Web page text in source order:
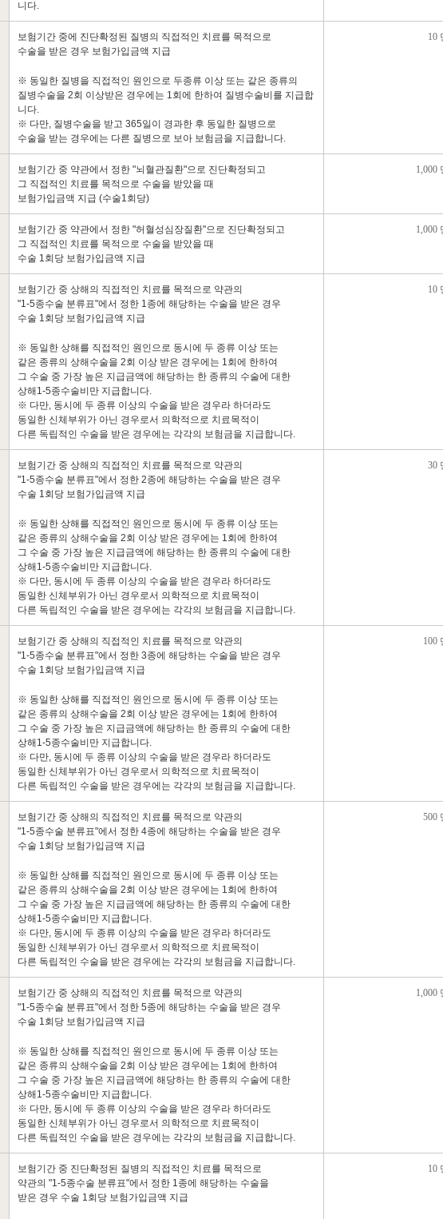
니다.
보험기간 중에 진단확정된 질병의 직접적인 치료를 목적으로
수술을 받은 경우 보험가입금액 지급
※ 동일한 질병을 직접적인 원인으로 두종류 이상 또는 같은 종류의
질병수술을 2회 이상받은 경우에는 1회에 한하여 질병수술비를 지급합
니다.
※ 다만, 질병수술을 받고 365일이 경과한 후 동일한 질병으로
수술을 받는 경우에는 다른 질병으로 보아 보험금을 지급합니다.
10
보험기간 중 약관에서 정한 "뇌혈관질환"으로 진단확정되고
그 직접적인 치료를 목적으로 수술을 받았을 때
보험가입금액 지급 (수술1회당)
1,000
보험기간 중 약관에서 정한 "허혈성심장질환"으로 진단확정되고
그 직접적인 치료를 목적으로 수술을 받았을 때
수술 1회당 보험가입금액 지급
1,000
보험기간 중 상해의 직접적인 치료를 목적으로 약관의
"1-5종수술 분류표"에서 정한 1종에 해당하는 수술을 받은 경우
수술 1회당 보험가입금액 지급
※ 동일한 상해를 직접적인 원인으로 동시에 두 종류 이상 또는
같은 종류의 상해수술을 2회 이상 받은 경우에는 1회에 한하여
그 수술 중 가장 높은 지급금액에 해당하는 한 종류의 수술에 대한
상해1-5종수술비만 지급합니다.
※ 다만, 동시에 두 종류 이상의 수술을 받은 경우라 하더라도
동일한 신체부위가 아닌 경우로서 의학적으로 치료목적이
다른 독립적인 수술을 받은 경우에는 각각의 보험금을 지급합니다.
10
보험기간 중 상해의 직접적인 치료를 목적으로 약관의
"1-5종수술 분류표"에서 정한 2종에 해당하는 수술을 받은 경우
수술 1회당 보험가입금액 지급
※ 동일한 상해를 직접적인 원인으로 동시에 두 종류 이상 또는
같은 종류의 상해수술을 2회 이상 받은 경우에는 1회에 한하여
그 수술 중 가장 높은 지급금액에 해당하는 한 종류의 수술에 대한
상해1-5종수술비만 지급합니다.
※ 다만, 동시에 두 종류 이상의 수술을 받은 경우라 하더라도
동일한 신체부위가 아닌 경우로서 의학적으로 치료목적이
다른 독립적인 수술을 받은 경우에는 각각의 보험금을 지급합니다.
30
보험기간 중 상해의 직접적인 치료를 목적으로 약관의
"1-5종수술 분류표"에서 정한 3종에 해당하는 수술을 받은 경우
수술 1회당 보험가입금액 지급
※ 동일한 상해를 직접적인 원인으로 동시에 두 종류 이상 또는
같은 종류의 상해수술을 2회 이상 받은 경우에는 1회에 한하여
그 수술 중 가장 높은 지급금액에 해당하는 한 종류의 수술에 대한
상해1-5종수술비만 지급합니다.
※ 다만, 동시에 두 종류 이상의 수술을 받은 경우라 하더라도
동일한 신체부위가 아닌 경우로서 의학적으로 치료목적이
다른 독립적인 수술을 받은 경우에는 각각의 보험금을 지급합니다.
100
보험기간 중 상해의 직접적인 치료를 목적으로 약관의
"1-5종수술 분류표"에서 정한 4종에 해당하는 수술을 받은 경우
수술 1회당 보험가입금액 지급
※ 동일한 상해를 직접적인 원인으로 동시에 두 종류 이상 또는
같은 종류의 상해수술을 2회 이상 받은 경우에는 1회에 한하여
그 수술 중 가장 높은 지급금액에 해당하는 한 종류의 수술에 대한
상해1-5종수술비만 지급합니다.
※ 다만, 동시에 두 종류 이상의 수술을 받은 경우라 하더라도
동일한 신체부위가 아닌 경우로서 의학적으로 치료목적이
다른 독립적인 수술을 받은 경우에는 각각의 보험금을 지급합니다.
500
보험기간 중 상해의 직접적인 치료를 목적으로 약관의
"1-5종수술 분류표"에서 정한 5종에 해당하는 수술을 받은 경우
수술 1회당 보험가입금액 지급
※ 동일한 상해를 직접적인 원인으로 동시에 두 종류 이상 또는
같은 종류의 상해수술을 2회 이상 받은 경우에는 1회에 한하여
그 수술 중 가장 높은 지급금액에 해당하는 한 종류의 수술에 대한
상해1-5종수술비만 지급합니다.
※ 다만, 동시에 두 종류 이상의 수술을 받은 경우라 하더라도
동일한 신체부위가 아닌 경우로서 의학적으로 치료목적이
다른 독립적인 수술을 받은 경우에는 각각의 보험금을 지급합니다.
1,000
보험기간 중 진단확정된 질병의 직접적인 치료를 목적으로
약관의 "1-5종수술 분류표"에서 정한 1종에 해당하는 수술을
받은 경우 수술 1회당 보험가입금액 지급
10